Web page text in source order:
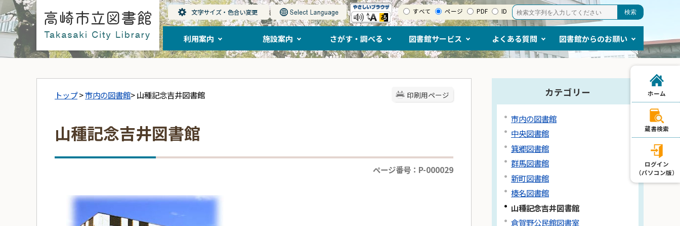
すべて ページ PDF ID
利用案内 施設案内 さがす・調べる 図書館サービス よくある質問 図書館からのお願い
印刷用ページ
トップ>市内の図書館> 山種記念吉井図書館
山種記念吉井図書館
ページ番号：P-000029
カテゴリー
市内の図書館
中央図書館
箕郷図書館
群馬図書館
新町図書館
榛名図書館
山種記念吉井図書館
倉賀野公民館図書室
ホーム
蔵書検索
ログイン
（パソコン版）